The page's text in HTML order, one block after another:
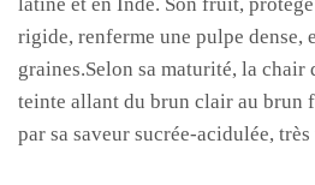
latine et en Inde. Son fruit,
rigide, renferme une pulpe dense,
graines.Selon sa maturité, la chair
teinte allant du brun clair au brun
par sa saveur sucrée-acidulée,